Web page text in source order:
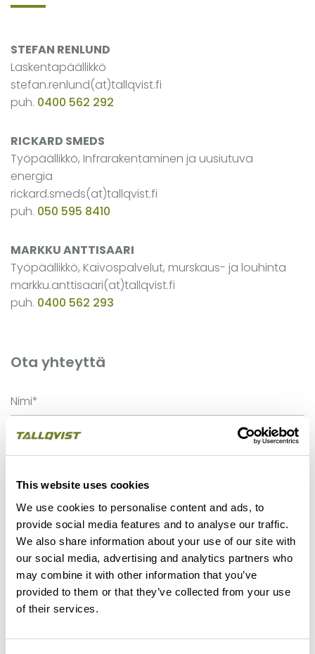
This website uses cookies
We use cookies to personalise content and ads, to
provide social media features and to analyse our traffic.
We also share information about your use of our site with
our social media, advertising and analytics partners who
may combine it with other information that you’ve
provided to them or that they’ve collected from your use
of their services.
STEFAN RENLUND
Laskentapäällikkö
stefan.renlund(at)tallqvist.fi
puh. 0400 562 292
RICKARD SMEDS
Työpäällikkö, Infrarakentaminen ja uusiutuva
energia
rickard.smeds(at)tallqvist.fi
puh. 050 595 8410
MARKKU ANTTISAARI
Työpäällikkö, Kaivospalvelut, murskaus- ja louhinta
markku.anttisaari(at)tallqvist.fi
puh. 0400 562 293
Ota yhteyttä
Nimi*
Puhelinnumero*
Sähköpostiosoite*